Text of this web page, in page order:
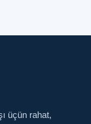
üçün rahat,